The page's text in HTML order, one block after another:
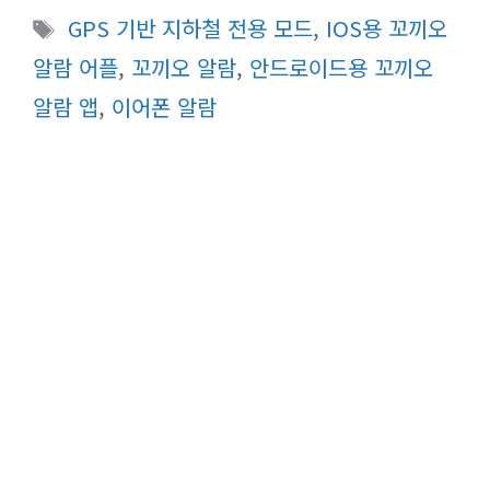
테
고
리
태
그
GPS 기반 지하철 전용 모드, IOS용 꼬끼오
알람 어플, 꼬끼오 알람, 안드로이드용 꼬끼오
알람 앱, 이어폰 알람